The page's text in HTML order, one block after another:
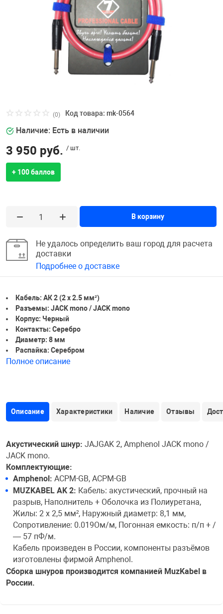
(0) Код товара: mk-0564
Наличие: Есть в наличии
3 950 руб. / шт.
+ 100 баллов
В корзину
Не удалось определить ваш город для расчета
доставки
Подробнее о доставке
Кабель: АК 2 (2 х 2.5 мм²)
Разъемы: JACK mono / JACK mono
Корпус: Черный
Контакты: Серебро
Диаметр: 8 мм
Распайка: Серебром
Полное описание
Описание Характеристики Наличие Отзывы
Акустический шнур: JAJGAK 2, Amphenol JACK mono /
JACK mono.
Комплектующие:
Amphenol: ACPM-GB, ACPM-GB
MUZKABEL AK 2: Кабель: акустический, прочный на
разрыв, Наполнитель + Оболочка из Полиуретана,
Жилы: 2 x 2,5 мм², Наружный диаметр: 8,1 мм,
Сопротивление: 0.019Ом/м, Погонная емкость: п/п + /
— 57 пФ/м.
Кабель произведен в России, компоненты разъёмов
изготовлены фирмой Amphenol.
Сборка шнуров производится компанией MuzKabel в
России.